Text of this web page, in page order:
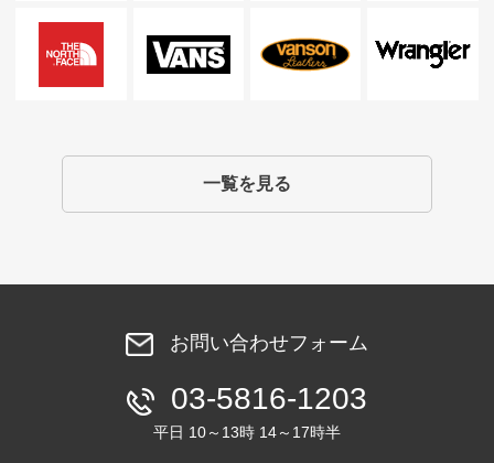
一覧を見る
お問い合わせフォーム
03-5816-1203
平日 10～13時 14～17時半